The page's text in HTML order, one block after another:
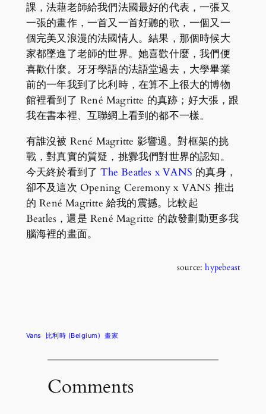
課，法藉老師給我們法國最好的代表，一張又
一張的畫作，一首又一首好聽的歌，一個又一
個完美又浪漫的法國情人。結果，那個時候大
家都墜進了老師的世界。她喜歡什麼，我們便
喜歡什麼。牙牙學語的法語堂過去，大學畢業
前的一年我到了比利時，在算不上很大的博物
館裡看到了 René Magritte 的真跡；好大張，跟
我在書本裡、互聯網上看到的都不一樣。
有誰沒被 René Magritte 影響過。對框架的挑
戰，對真實的質疑，挑釁我們對世界的認知。
今天終於看到了The Beatles x VANS 的真身，
卻不及這次 Opening Ceremony x VANS 推出
的 René Magritte 給我的震撼。比較起
Beatles，還是 René Magritte 的啟發劃動更多我
腦海裡的畫面。
source:hypebeast
Vans 比利時 (Belgium) 畫家
Comments